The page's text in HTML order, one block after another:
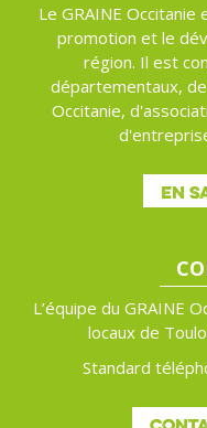
Le GRAINE
promotion et le
région. Il est
départementaux,
Occitanie,
EN
L’équipe du GRAINE
locaux de
Standard